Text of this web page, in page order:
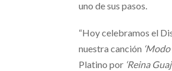
uno de sus pasos.
“Hoy celebramos el
nuestra canción ‘Modo
Platino por ‘Reina